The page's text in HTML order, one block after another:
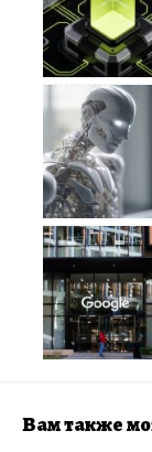
Вам также